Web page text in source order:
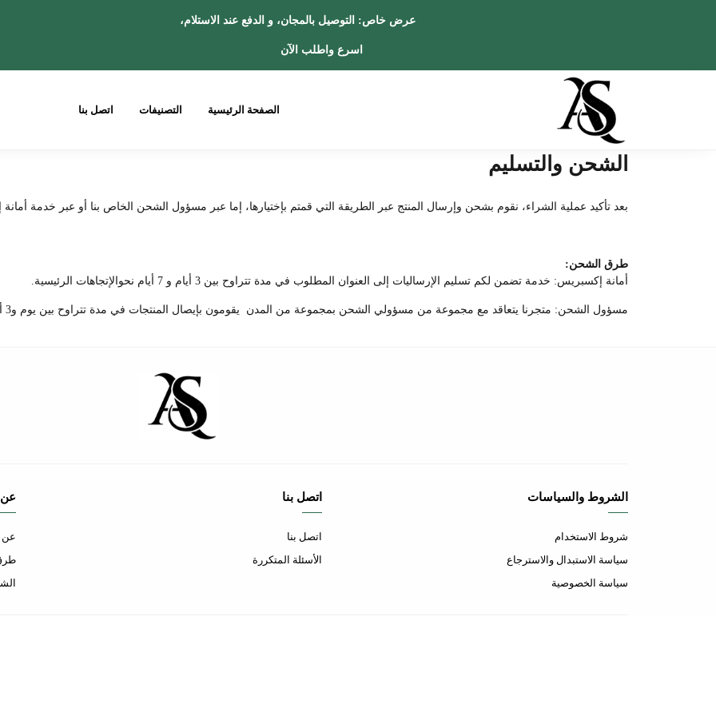
عرض خاص: التوصيل بالمجان، و الدفع عند
اسرع واطلب الآن
الصفحة الرئيسية التصنيفات اتصل بنا
الشحن والتسليم
بعد تأكيد عملية الشراء، نقوم بشحن وإرسال المنتج عبر الطريقة التي قمتم بإختيارها، إما عبر مسؤول الشحن الخاص بنا أو عبر خدمة
طرق الشحن:
أمانة إكسبريس: خدمة تضمن لكم تسليم الإرساليات إلى العنوان المطلوب في مدة تتراوح بين 3 أيام و 7 أيام نحوالإتجاهات الرئيسية.
مسؤول الشحن: متجرنا يتعاقد مع مجموعة من مسؤولي الشحن بمجموعة من المدن يقومون بإيصال المنتجات في مدة تتراوح بين يوم و3 أيام
الشروط والسياسات
شروط الاستخدام
سياسة الاستبدال والاسترجاع
سياسة الخصوصية
اتصل بنا
اتصل بنا
الأسئلة المتكررة
عن
عن